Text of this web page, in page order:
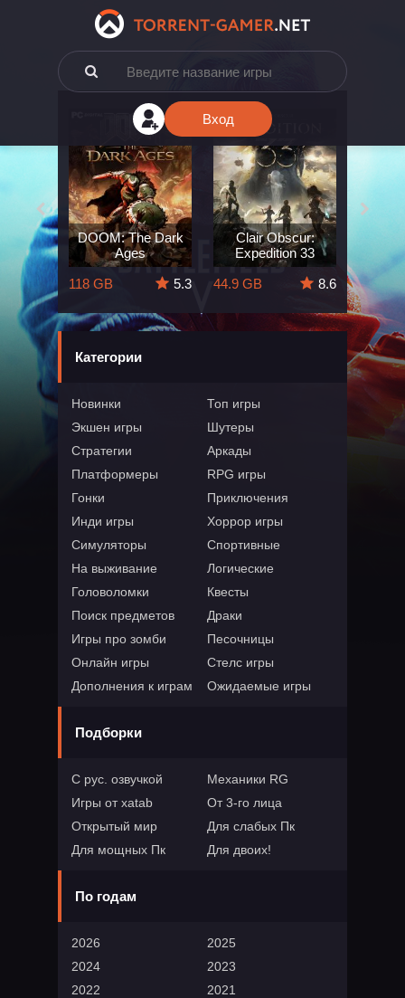
Вход
The
5.7
DOOM: The Dark
Ages
118 GB
5.3
Clair Obscur:
Expedition 33
44.9 GB
8.6
164 GB
Категории
Новинки
Топ игры
Экшен игры
Шутеры
Стратегии
Аркады
Платформеры
RPG игры
Гонки
Приключения
Инди игры
Хоррор игры
Симуляторы
Спортивные
На выживание
Логические
Головоломки
Квесты
Поиск предметов
Драки
Игры про зомби
Песочницы
Онлайн игры
Стелс игры
Дополнения к играм
Ожидаемые игры
Подборки
С рус. озвучкой
Механики RG
Игры от xatab
От 3-го лица
Открытый мир
Для слабых Пк
Для мощных Пк
Для двоих!
По годам
2026
2025
2024
2023
2022
2021